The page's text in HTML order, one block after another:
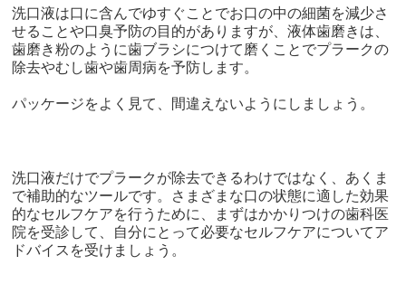
洗口液は口に含んでゆすぐことでお口の中の細菌を減少さ
せることや口臭予防の目的がありますが、液体歯磨きは、
歯磨き粉のように歯ブラシにつけて磨くことでプラークの
除去やむし歯や歯周病を予防します。
パッケージをよく見て、間違えないようにしましょう。
洗口液だけでプラークが除去できるわけではなく、あくま
で補助的なツールです。さまざまな口の状態に適した効果
的なセルフケアを行うために、まずはかかりつけの歯科医
院を受診して、自分にとって必要なセルフケアについてア
ドバイスを受けましょう。